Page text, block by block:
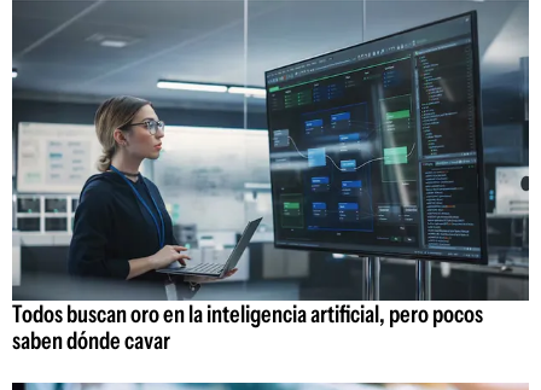
Todos buscan oro en la inteligencia artificial, pero pocos
saben dónde cavar